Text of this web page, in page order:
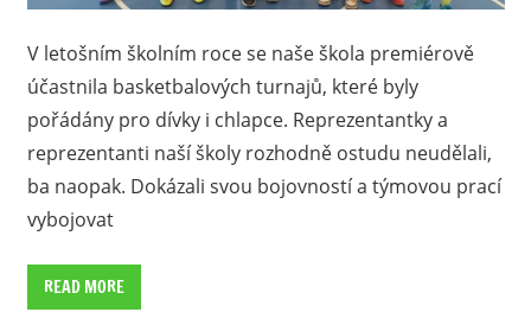
V letošním školním roce se naše škola premiérově
účastnila basketbalových turnajů, které byly
pořádány pro dívky i chlapce. Reprezentantky a
reprezentanti naší školy rozhodně ostudu neudělali,
ba naopak. Dokázali svou bojovností a týmovou prací
vybojovat
READ MORE